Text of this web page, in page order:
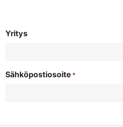
Yritys
Sähköpostiosoite *